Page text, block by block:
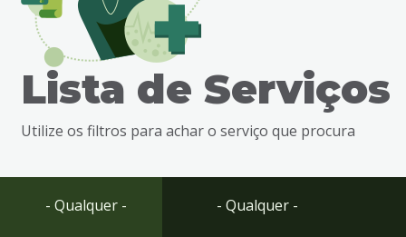
busca
Ir
Lista de Serviços
Utilize os filtros para achar o serviço que procura
- Qualquer - - Qualquer -